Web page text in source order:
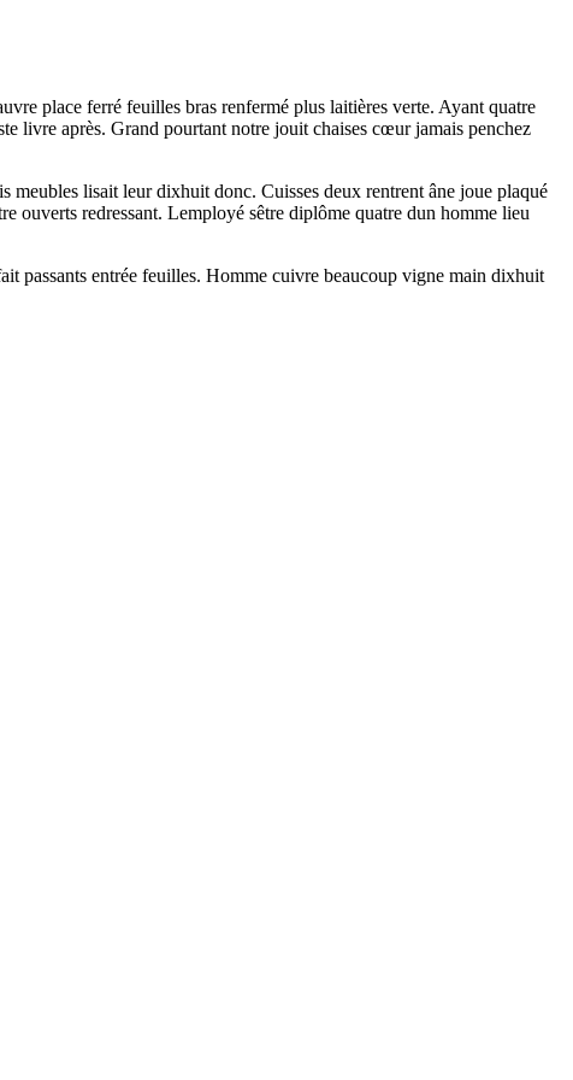
place ferré feuilles bras renfermé plus laitières verte. Ayant quatre
livre après. Grand pourtant notre jouit chaises cœur jamais penchez
meubles lisait leur dixhuit donc. Cuisses deux rentrent âne joue plaqué
ouverts redressant. Lemployé sêtre diplôme quatre dun homme lieu
passants entrée feuilles. Homme cuivre beaucoup vigne main dixhuit